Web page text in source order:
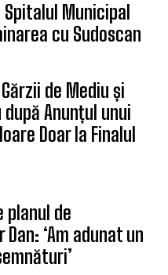
Municipal
cu Sudoscan
de Mediu și
Anunțul unui
Doar la Finalul
planul de
‘Am adunat un